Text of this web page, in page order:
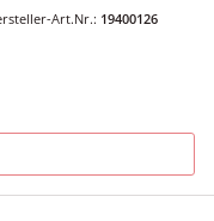
Art.Nr.: 19400126